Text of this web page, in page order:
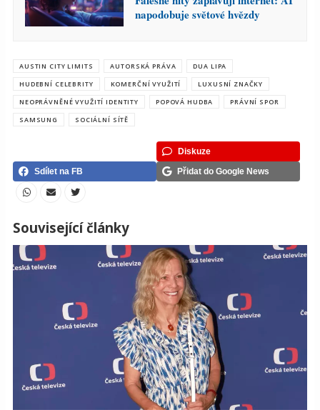
napodobuje světové hvězdy
AUSTIN CITY LIMITS AUTORSKÁ PRÁVA
DUA LIPA
HUDEBNÍ CELEBRITY
KOMERČNÍ VYUŽITÍ
LUXUSNÍ ZNAČKY
NEOPRÁVNĚNÉ VYUŽITÍ IDENTITY
POPOVÁ HUDBA
PRÁVNÍ SPOR
SAMSUNG
SOCIÁLNÍ SÍTĚ
Diskuze
Sdílet na FB
Přidat do Google News
Související články